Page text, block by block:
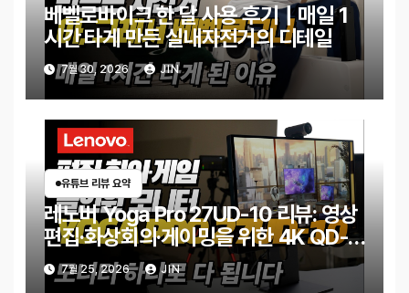
베벨로바이크 한 달 사용 후기｜매일 1
시간 타게 만든 실내자전거의 디테일
7월 30, 2026 JIN
유튜브 리뷰 요약
레노버 Yoga Pro 27UD-10 리뷰: 영상
편집·화상회의·게이밍을 위한 4K QD-
OLED 모니터
7월 25, 2026 JIN